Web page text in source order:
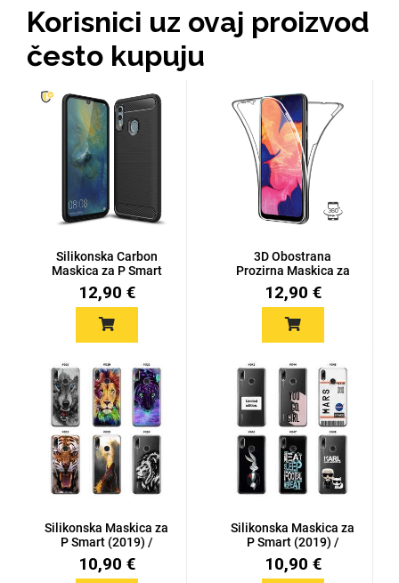
Korisnici uz ovaj proizvod
često kupuju
Silikonska Carbon
Maskica za P Smart
(2019) /...
12,90 €
3D Obostrana
Prozirna Maskica za
P Smart (2019...
12,90 €
Silikonska Maskica za
P Smart (2019) /
Honor 1...
10,90 €
Silikonska Maskica za
P Smart (2019) /
Honor 1...
10,90 €
Za njega
Mandale / Cvjetni
motivi
Citati & Stihovi